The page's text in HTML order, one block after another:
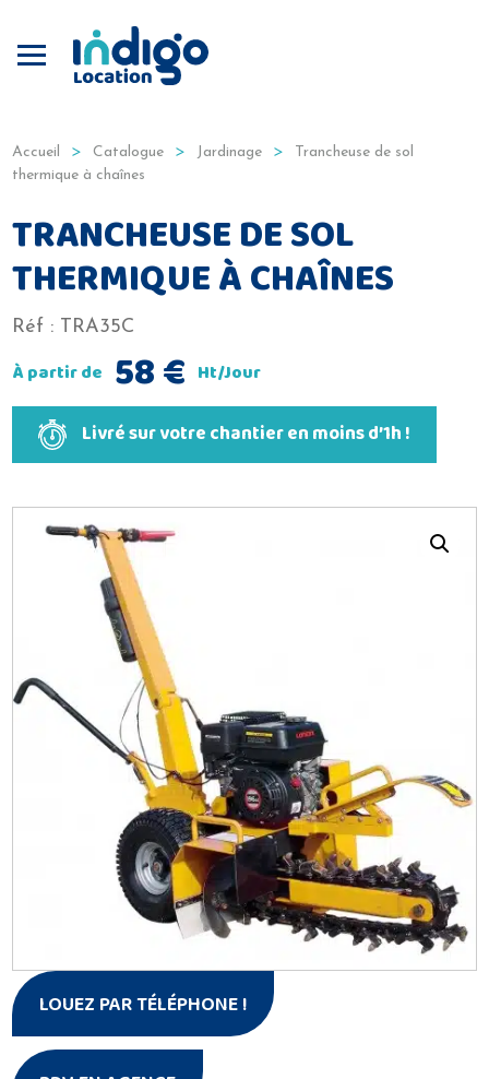
Accueil Catalogue Jardinage
Trancheuse de sol
thermique à chaînes
TRANCHEUSE DE SOL
THERMIQUE À CHAÎNES
Réf : TRA35C
À partir de 58€ Ht/Jour
Livré sur votre chantier en moins d’1h !
LOUEZ PAR TÉLÉPHONE !